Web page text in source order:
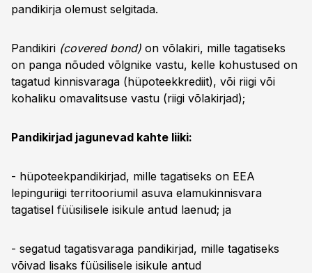
pandikirja olemust selgitada.
Pandikiri (covered bond) on võlakiri, mille tagatiseks
on panga nõuded võlgnike vastu, kelle kohustused on
tagatud kinnisvaraga (hüpoteekkrediit), või riigi või
kohaliku omavalitsuse vastu (riigi võlakirjad);
Pandikirjad jagunevad kahte liiki:
- hüpoteekpandikirjad, mille tagatiseks on EEA
lepinguriigi territooriumil asuva elamukinnisvara
tagatisel füüsilisele isikule antud laenud; ja
- segatud tagatisvaraga pandikirjad, mille tagatiseks
võivad lisaks füüsilisele isikule antud